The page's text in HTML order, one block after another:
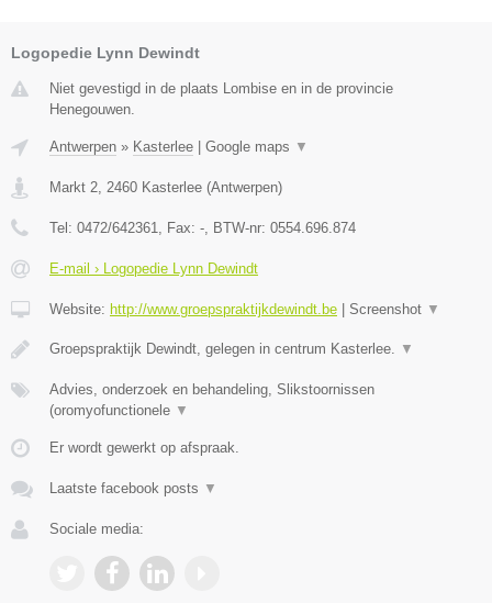
Logopedie Lynn Dewindt
Niet gevestigd in de plaats Lombise en in de provincie
Henegouwen.
Antwerpen » Kasterlee | Google maps ▼
Markt 2 2460 Kasterlee (Antwerpen)
Tel: 0472/642361 , Fax: - , BTW-nr: 0554.696.874
E-mail › Logopedie Lynn Dewindt
Website: http://www.groepspraktijkdewindt.be | Screenshot ▼
Groepspraktijk Dewindt, gelegen in centrum Kasterlee. ▼
Advies, onderzoek en behandeling, Slikstoornissen
(oromyofunctionele ▼
Er wordt gewerkt op afspraak.
Laatste facebook posts ▼
Sociale media: